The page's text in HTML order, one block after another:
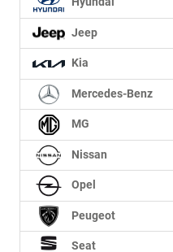
Jeep
Kia
Mercedes-Benz
MG
Nissan
Opel
Peugeot
Seat